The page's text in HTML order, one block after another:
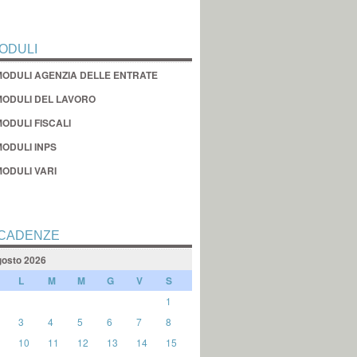
AGENZIA DELLE ENTRATE
DEL LAVORO
FISCALI
INPS
VARI
2026
L M M G V S
1
3 4 5 6 7
8
10 11 12 13 14
15